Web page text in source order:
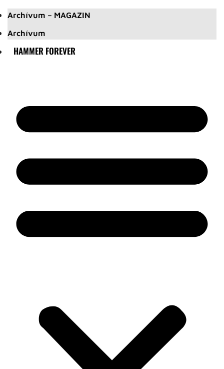
Archívum – MAGAZIN
Archívum
HAMMER FOREVER